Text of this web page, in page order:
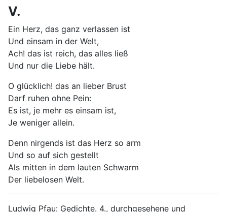
V.
Ein Herz, das ganz verlassen ist
Und einsam in der Welt,
Ach! das ist reich, das alles ließ
Und nur die Liebe hält.
O glücklich! das an lieber Brust
Darf ruhen ohne Pein:
Es ist, je mehr es einsam ist,
Je weniger allein.
Denn nirgends ist das Herz so arm
Und so auf sich gestellt
Als mitten in dem lauten Schwarm
Der liebelosen Welt.
Ludwig Pfau: Gedichte. 4., durchgesehene und